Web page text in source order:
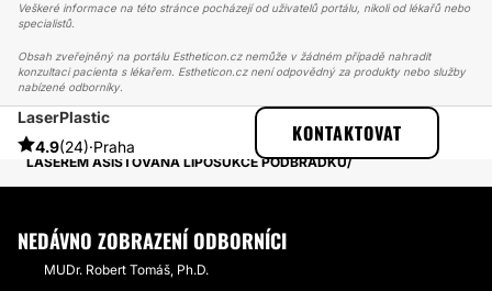
Veškeré informace na této stránce pocházejí od uživatelů portálu, nikoli od lékařů nebo
specialistů.
Obsah zveřejněný na portálu Estheticon.cz nemůže v žádném případě nahradit
konzultaci pacienta s lékařem. Estheticon.cz není odpovědný za produkty nebo služby
nabízené odborníky.
LaserPlastic
4.9(24)·Praha
KONTAKTOVAT
ESTHETICON
PŘÍBĚHY TÝKAJÍCÍ SE ZÁKROKU LASEROVÁ LIPOSUKCE
LASEREM ASISTOVANÁ LIPOSUKCE PODBRADKU
NEDÁVNO ZOBRAZENÍ ODBORNÍCI
MUDr. Robert Tomáš, Ph.D.